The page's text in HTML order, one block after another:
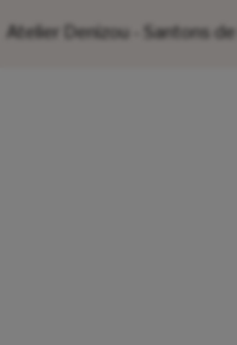
Atelier Denizou - Santons